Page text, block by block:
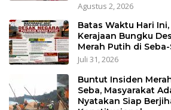
Agustus 2, 2026
Batas Waktu Hari
Kerajaan Bungku
Merah Putih di Seba-
Juli 31, 2026
Buntut Insiden
Seba, Masyarakat
Nyatakan Siap